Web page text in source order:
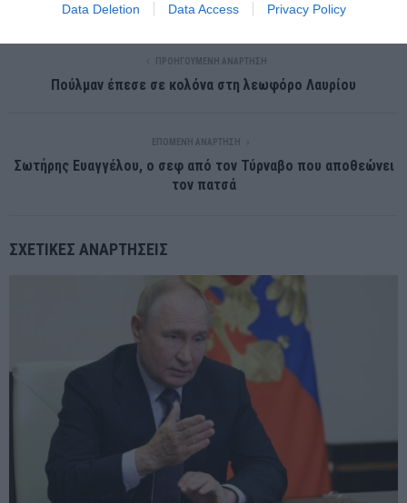
Data Deletion Data Access Privacy Policy
ΠΡΟΗΓΟΎΜΕΝΗ ΑΝΆΡΤΗΣΗ
Πούλμαν έπεσε σε κολόνα στη λεωφόρο Λαυρίου
ΕΠΌΜΕΝΗ ΑΝΆΡΤΗΣΗ
Σωτήρης Ευαγγέλου, ο σεφ από τον Τύρναβο που αποθεώνει
τον πατσά
ΣΧΕΤΙΚΈΣ ΑΝΑΡΤΉΣΕΙΣ